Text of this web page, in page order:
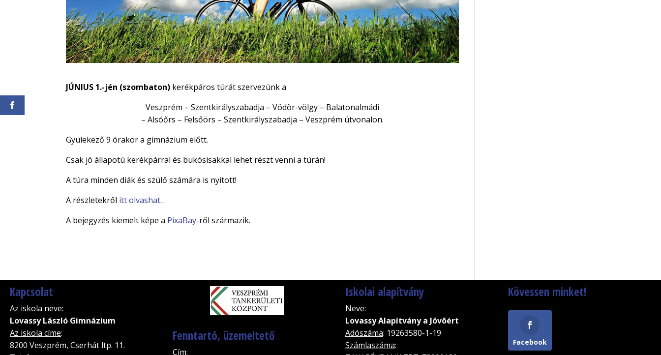
JÚNIUS 1.-jén (szombaton) kerékpáros túrát szervezünk a
Veszprém – Szentkirályszabadja – Vödör-völgy – Balatonalmádi
– Alsóőrs – Felsőörs – Szentkirályszabadja – Veszprém útvonalon.
Gyülekező 9 órakor a gimnázium előtt.
Csak jó állapotú kerékpárral és bukósisakkal lehet részt venni a túrán!
A túra minden diák és szülő számára is nyitott!
A részletekről itt olvashat…
A bejegyzés kiemelt képe a PixaBay-ről származik.
Kapcsolat
Az iskola neve:
Lovassy László Gimnázium
Az iskola címe:
8200 Veszprém, Cserhát ltp. 11.
Fenntartó, üzemeltető
Cím:
Iskolai alapítvány
Neve:
Lovassy Alapítvány a Jövõért
Adószáma: 19263580-1-19
Számlaszáma:
Kövessen minket!
Facebook